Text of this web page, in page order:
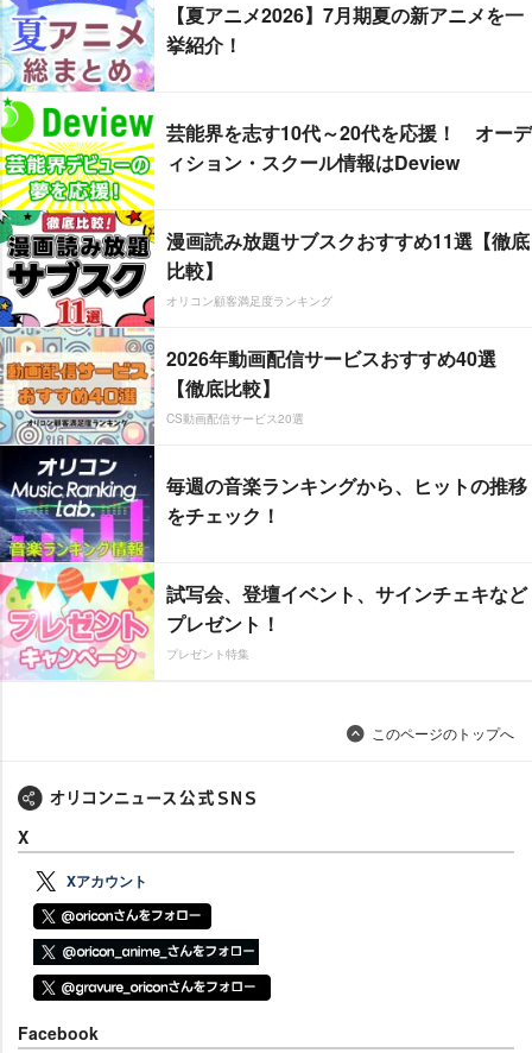
【夏アニメ2026】7月期夏の新アニメを一
挙紹介！
芸能界を志す10代～20代を応援！ オーデ
ィション・スクール情報はDeview
漫画読み放題サブスクおすすめ11選【徹底
比較】
オリコン顧客満足度ランキング
2026年動画配信サービスおすすめ40選
【徹底比較】
CS動画配信サービス20選
毎週の音楽ランキングから、ヒットの推移
をチェック！
試写会、登壇イベント、サインチェキなど
プレゼント！
プレゼント特集
このページのトップへ
X
Xアカウント
Facebook